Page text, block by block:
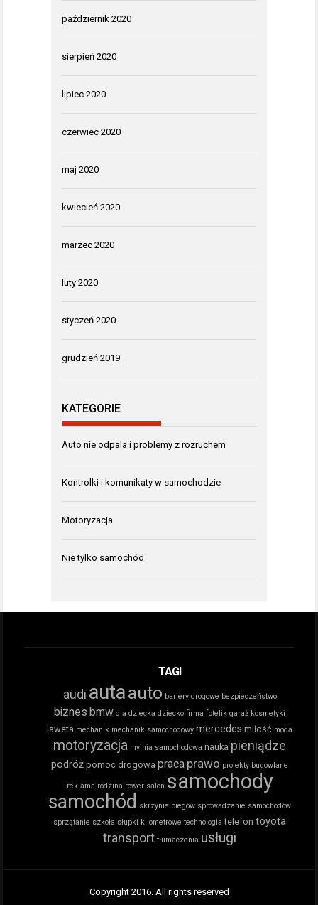
październik 2020
sierpień 2020
lipiec 2020
czerwiec 2020
maj 2020
kwiecień 2020
marzec 2020
luty 2020
styczeń 2020
grudzień 2019
KATEGORIE
Auto nie odpala i problemy z rozruchem
Kontrolki i komunikaty w samochodzie
Motoryzacja
Nie tylko samochód
TAGI
audi autaauto bariery drogowe bezpieczeństwo
biznes bmw dla dziecka dziecko firma fotelik garaż kosmetyki
laweta mechanik mechanik samochodowy mercedes miłość moda
motoryzacja myjnia samochodowa nauka pieniądze
podróż pomoc drogowa praca prawo projekty budowlane
reklama rodzina rower salon samochody
samochód skrzynie biegów sprowadzanie samochodów
sprzątanie szkoła słupki kilometrowe technologia telefon toyota
transport tłumaczenia usługi
Copyright 2016. All rights reserved